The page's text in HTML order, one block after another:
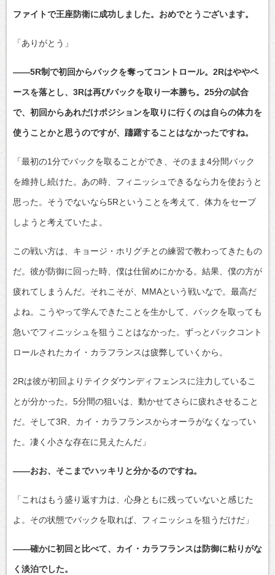
ファイトで王座防衛に成功しました。おめでとうございます。
「ありがとう」
――5R制で初回からバックを奪ってコントロール。2Rはややペ
ースを落とし、3Rは再びバックを取り一本勝ち。25分の試合
で、初回からあれだけポジションを取りに行くのは自らの体力を
使うことかと思うのですが、躊躇することはなかったですね。
「最初の1分でバックを取ることができ、そのまま4分間バック
を維持し続けた。あの時、フィニッシュできるなら力を使おうと
思った。そうでないなら5Rということを考えて、体力をセーブ
しようと考えていたよ。
この戦い方は、キョージ・ホリグチとの練習で教わってきたもの
だ。彼が防御に回った時、僕は仕留めにかかる。結果、僕の方が
疲れてしまうんだ。それこそが、MMAという戦いなで。最高だ
よね。こうやって学んできたことを生かして、バックを取っても
急いでフィニッシュを狙うことはなかった。ずっとバックコント
ロールされたカイ・カラフランスは疲弊していくから。
2Rは彼が初回よりテイクダウンディフェンスに注力しているこ
とが分かった。5分間の狙いは、動かせてさらに疲れさせること
だ。そして3R、カイ・カラフランスからオーラがなくなってい
た。凄く小さな存在に見えたんだ」
――おお、そこまでハッキリと分かるのですね。
「これはもう盛り返す力は、心身ともに残っていないと感じた
よ。その状態でバックを取れば、フィニッシュを狙うだけだ」
――確かに初回と比べて、カイ・カラフランスは防御に粘りがな
く淡泊でした。